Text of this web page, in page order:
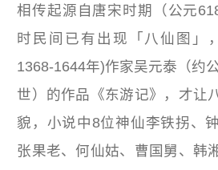
相传起源自唐宋时期（公元
时民间已有出现「八仙图」
1368-1644年)作家吴元泰（约
世）的作品《东游记》，才让
貌，小说中8位神仙李铁拐、
张果老、何仙姑、曹国舅、韩